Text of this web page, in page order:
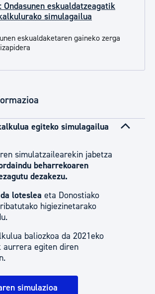
Ondasunen eskualdatzeagatik
simulagailua
eskualdaketaren gaineko zerga
egiteko simulagailua
simulatzailearekin jabetza
beharrekoaren
dezakezu.
loteslea eta Donostiako
higiezinetarako
baliozkoa da 2021eko
aurrera egiten diren
simulazioa